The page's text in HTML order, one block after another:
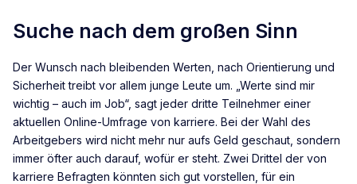
Suche nach dem großen Sinn
Der Wunsch nach bleibenden Werten, nach Orientierung und
Sicherheit treibt vor allem junge Leute um. „Werte sind mir
wichtig – auch im Job“, sagt jeder dritte Teilnehmer einer
aktuellen Online-Umfrage von karriere. Bei der Wahl des
Arbeitgebers wird nicht mehr nur aufs Geld geschaut, sondern
immer öfter auch darauf, wofür er steht. Zwei Drittel der von
karriere Befragten könnten sich gut vorstellen, für ein